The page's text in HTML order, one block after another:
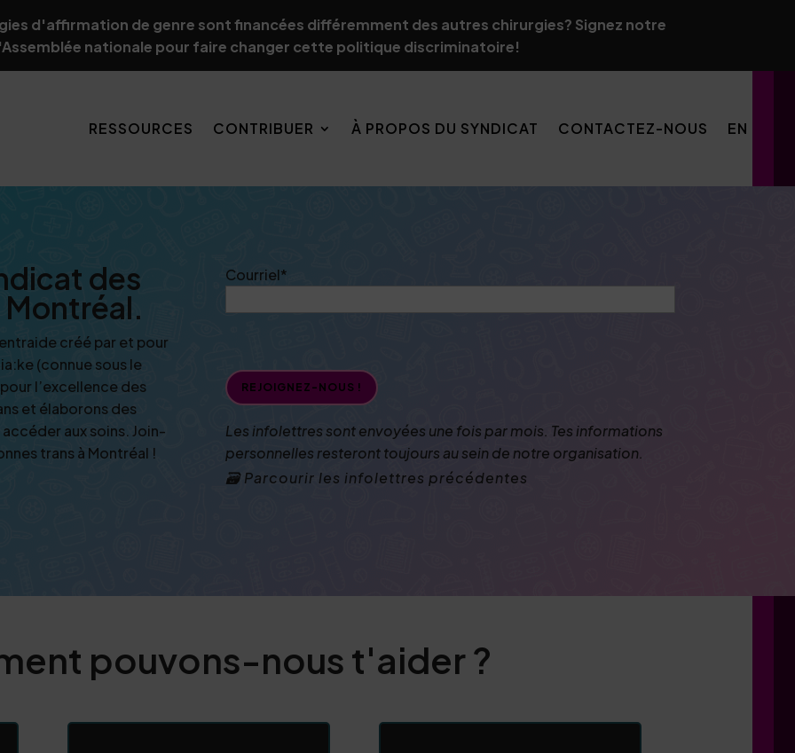
d'affirmation de genre sont financées différemment des autres chirurgies? Signez notre
nationale pour faire changer cette politique discriminatoire!
RESSOURCES CONTRIBUER À PROPOS DU SYNDICAT CONTACTEZ-NOUS EN
des
créé par et pour
(connue sous le
l’excellence des
et élaborons des
aux soins. Join-
trans à Montréal !
Courriel*
Les infolettres sont envoyées une fois par mois. Tes informations
personnelles resteront toujours au sein de notre organisation.
🗃️ Parcourir les infolettres précédentes
pouvons-nous t'aider ?